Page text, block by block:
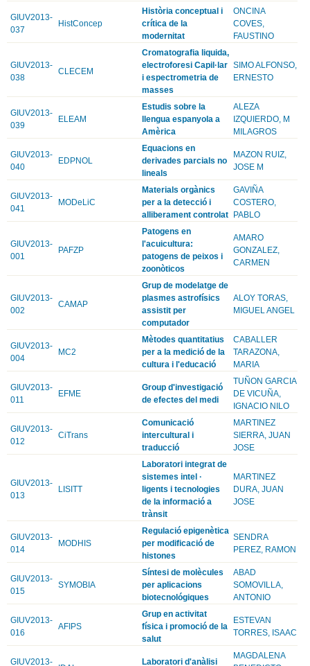
GIUV2013-
037
HistConcep
Història conceptual i
crítica de la
modernitat
ONCINA
COVES,
FAUSTINO
GIUV2013-
038
CLECEM
Cromatografia liquida,
electroforesi Capil·lar
i espectrometria de
masses
SIMO ALFONSO,
ERNESTO
GIUV2013-
039
ELEAM
Estudis sobre la
llengua espanyola a
Amèrica
ALEZA
IZQUIERDO, M
MILAGROS
GIUV2013-
040
EDPNOL
Equacions en
derivades parcials no
lineals
MAZON RUIZ,
JOSE M
GIUV2013-
041
MODeLiC
Materials orgànics
per a la detecció i
alliberament controlat
GAVIÑA
COSTERO,
PABLO
GIUV2013-
001
PAFZP
Patogens en
l'acuicultura:
patogens de peixos i
zoonòticos
AMARO
GONZALEZ,
CARMEN
GIUV2013-
002
CAMAP
Grup de modelatge de
plasmes astrofísics
assistit per
computador
ALOY TORAS,
MIGUEL ANGEL
GIUV2013-
004
MC2
Mètodes quantitatius
per a la medició de la
cultura i l'educació
CABALLER
TARAZONA,
MARIA
GIUV2013-
011
EFME
Group d'investigació
de efectes del medi
TUÑON GARCIA
DE VICUÑA,
IGNACIO NILO
GIUV2013-
012
CiTrans
Comunicació
intercultural i
traducció
MARTINEZ
SIERRA, JUAN
JOSE
GIUV2013-
013
LISITT
Laboratori integrat de
sistemes intel ·
ligents i tecnologies
de la informació a
trànsit
MARTINEZ
DURA, JUAN
JOSE
GIUV2013-
014
MODHIS
Regulació epigenètica
per modificació de
histones
SENDRA
PEREZ, RAMON
GIUV2013-
015
SYMOBIA
Síntesi de molècules
per aplicacions
biotecnológiques
ABAD
SOMOVILLA,
ANTONIO
GIUV2013-
016
AFIPS
Grup en activitat
física i promoció de la
salut
ESTEVAN
TORRES, ISAAC
GIUV2013-
Laboratori d'anàlisi
MAGDALENA